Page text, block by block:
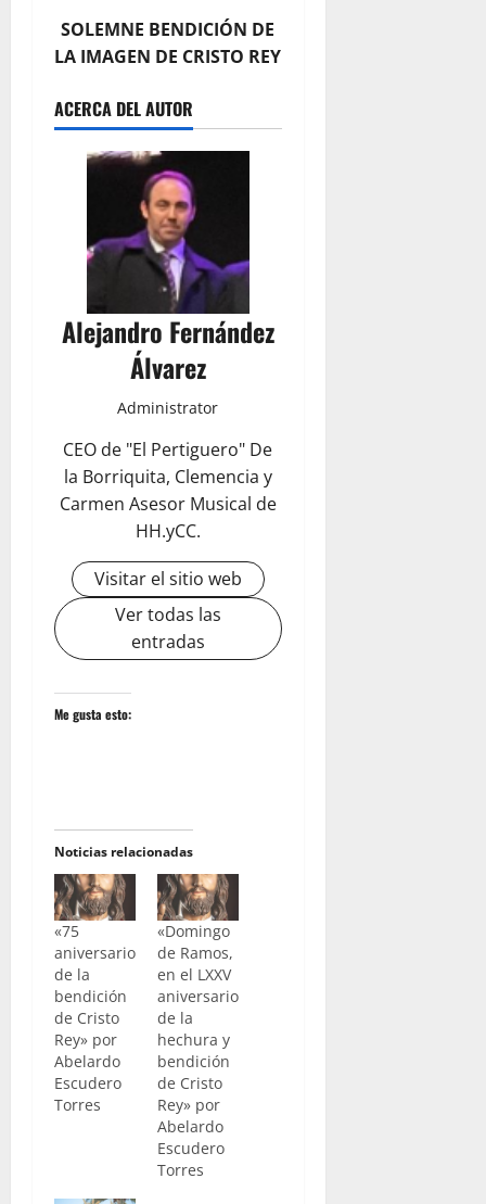
SOLEMNE BENDICIÓN DE
LA IMAGEN DE CRISTO REY
ACERCA DEL AUTOR
Alejandro Fernández
Álvarez
Administrator
CEO de "El Pertiguero" De
la Borriquita, Clemencia y
Carmen Asesor Musical de
HH.yCC.
Visitar el sitio web
Ver todas las
entradas
Me gusta esto:
Noticias relacionadas
«75
aniversario
de la
bendición
de Cristo
Rey» por
Abelardo
Escudero
Torres
«Domingo
de Ramos,
en el LXXV
aniversario
de la
hechura y
bendición
de Cristo
Rey» por
Abelardo
Escudero
Torres